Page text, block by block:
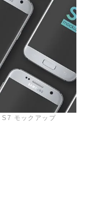
モックアップ